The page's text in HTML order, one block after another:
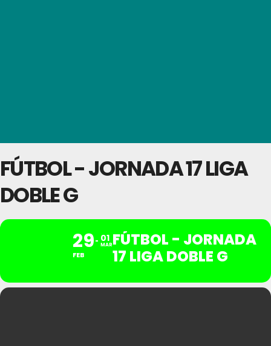
FÚTBOL - JORNADA 17 LIGA
DOBLE G
29
FEB
01
MARFÚTBOL - JORNADA
17 LIGA DOBLE G